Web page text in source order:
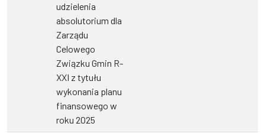
udzielenia
absolutorium dla
Zarządu
Celowego
Związku Gmin R-
XXI z tytułu
wykonania planu
finansowego w
roku 2025